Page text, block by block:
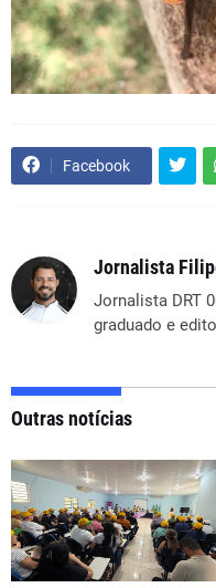
Facebook
Jornalista
Jornalista DRT
graduado e
Outras notícias